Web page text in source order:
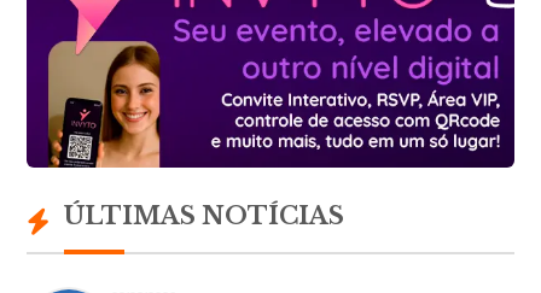
ÚLTIMAS NOTÍCIAS